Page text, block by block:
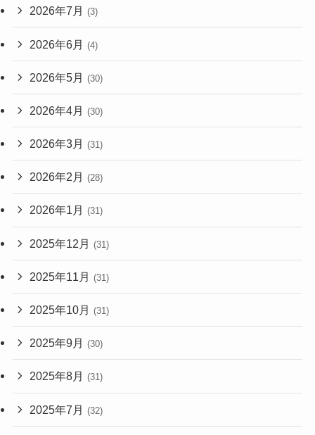
2026年7月 (3)
2026年6月 (4)
2026年5月 (30)
2026年4月 (30)
2026年3月 (31)
2026年2月 (28)
2026年1月 (31)
2025年12月 (31)
2025年11月 (31)
2025年10月 (31)
2025年9月 (30)
2025年8月 (31)
2025年7月 (32)